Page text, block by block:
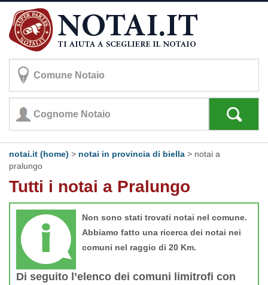
notai.it (home) > notai in provincia di biella > notai a
pralungo
Tutti i notai a Pralungo
Non sono stati trovati notai nel comune.
Abbiamo fatto una ricerca dei notai nei
comuni nel raggio di 20 Km.
Di seguito l’elenco dei comuni limitrofi con